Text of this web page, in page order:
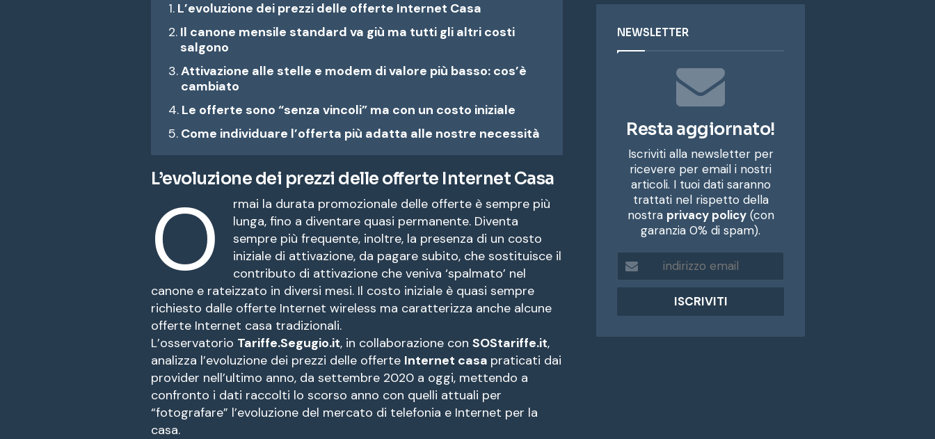
fuente.
L’evoluzione dei prezzi delle offerte Internet Casa
Il canone mensile standard va giù ma tutti gli altri costi
salgono
Attivazione alle stelle e modem di valore più basso: cos’è
cambiato
Le offerte sono “senza vincoli” ma con un costo iniziale
Come individuare l’offerta più adatta alle nostre necessità
L’evoluzione dei prezzi delle offerte Internet Casa
O
rmai la durata promozionale delle offerte è sempre più
lunga, fino a diventare quasi permanente. Diventa
sempre più frequente, inoltre, la presenza di un costo
iniziale di attivazione, da pagare subito, che sostituisce il
contributo di attivazione che veniva ‘spalmato’ nel
canone e rateizzato in diversi mesi. Il costo iniziale è quasi sempre
richiesto dalle offerte Internet wireless ma caratterizza anche alcune
offerte Internet casa tradizionali.
L’osservatorio Tariffe.Segugio.it, in collaborazione con SOStariffe.it,
analizza l’evoluzione dei prezzi delle offerte Internet casa praticati dai
provider nell’ultimo anno, da settembre 2020 a oggi, mettendo a
confronto i dati raccolti lo scorso anno con quelli attuali per
“fotografare” l’evoluzione del mercato di telefonia e Internet per la
casa.
NEWSLETTER
Resta aggiornato!
Iscriviti alla newsletter per
ricevere per email i nostri
articoli. I tuoi dati saranno
trattati nel rispetto della
nostra privacy policy(con
garanzia 0% di spam).
d
r